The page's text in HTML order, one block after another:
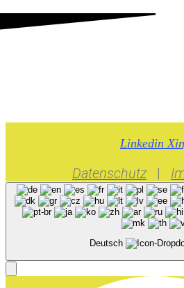
Linkedin
Datenschutz|
Deutsch